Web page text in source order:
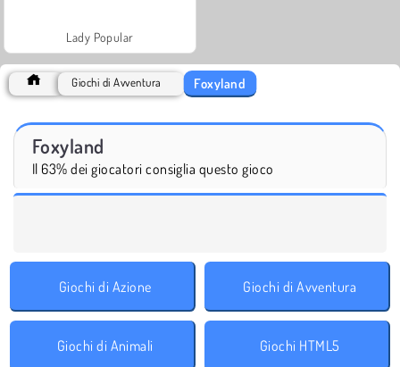
Lady Popular
Giochi di Avventura Foxyland
Foxyland
Il 63% dei giocatori consiglia questo gioco
Giochi di Azione Giochi di Avventura
Giochi di Animali Giochi HTML5